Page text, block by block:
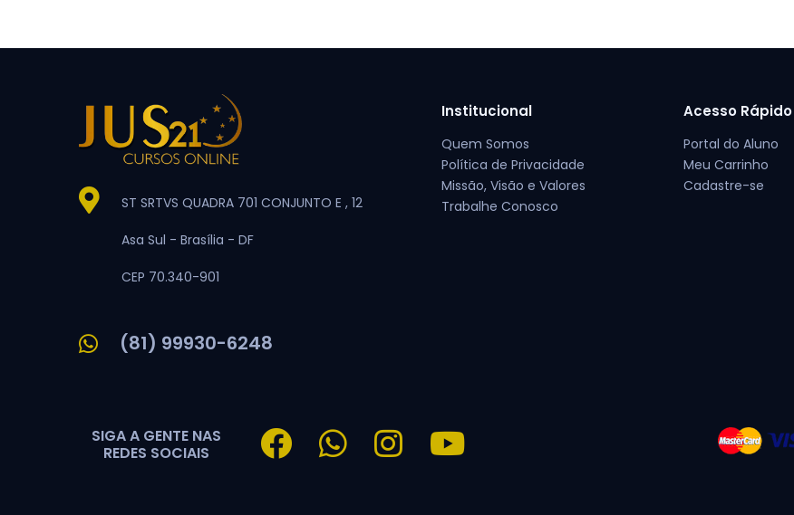
ST SRTVS QUADRA 701 CONJUNTO E , 12
Asa Sul - Brasília - DF
CEP 70.340-901
(81) 99930-6248
Institucional
Quem Somos
Política de Privacidade
Missão, Visão e Valores
Trabalhe Conosco
Acesso Rápido
Portal do Aluno
Meu Carrinho
Cadastre-se
SIGA A GENTE NAS
REDES SOCIAIS